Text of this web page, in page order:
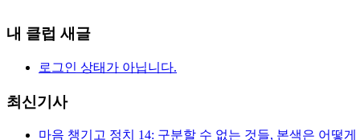
내 클럽 새글
로그인 상태가 아닙니다.
최신기사
마음 챙기고 정치 14: 구분할 수 없는 것들, 본색은 어떻